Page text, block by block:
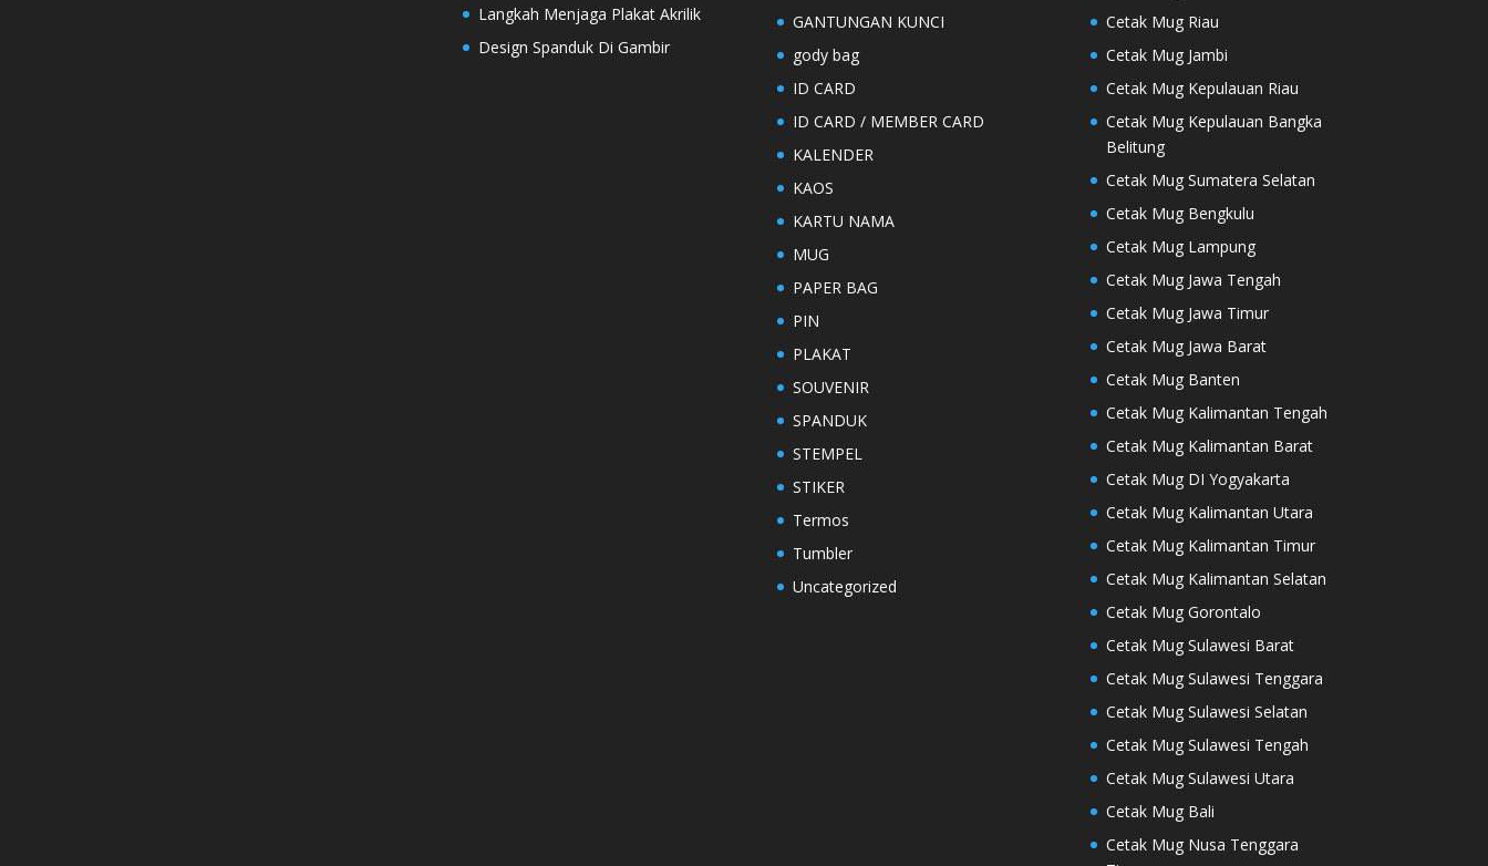
Langkah Menjaga Plakat Akrilik
Design Spanduk Di Gambir
GANTUNGAN KUNCI
gody bag
ID CARD
ID CARD / MEMBER CARD
KALENDER
KAOS
KARTU NAMA
MUG
PAPER BAG
PIN
PLAKAT
SOUVENIR
SPANDUK
STEMPEL
STIKER
Termos
Tumbler
Uncategorized
Cetak Mug Riau
Cetak Mug Jambi
Cetak Mug Kepulauan Riau
Cetak Mug Kepulauan Bangka
Belitung
Cetak Mug Sumatera Selatan
Cetak Mug Bengkulu
Cetak Mug Lampung
Cetak Mug Jawa Tengah
Cetak Mug Jawa Timur
Cetak Mug Jawa Barat
Cetak Mug Banten
Cetak Mug Kalimantan Tengah
Cetak Mug Kalimantan Barat
Cetak Mug DI Yogyakarta
Cetak Mug Kalimantan Utara
Cetak Mug Kalimantan Timur
Cetak Mug Kalimantan Selatan
Cetak Mug Gorontalo
Cetak Mug Sulawesi Barat
Cetak Mug Sulawesi Tenggara
Cetak Mug Sulawesi Selatan
Cetak Mug Sulawesi Tengah
Cetak Mug Sulawesi Utara
Cetak Mug Bali
Cetak Mug Nusa Tenggara